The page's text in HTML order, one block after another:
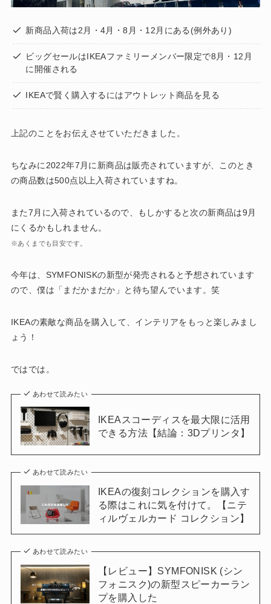
新商品入荷は2月・4月・8月・12月にある(例外あり)
ビッグセールはIKEAファミリーメンバー限定で8月・12月
に開催される
IKEAで賢く購入するにはアウトレット商品を見る
上記のことをお伝えさせていただきました。
ちなみに2022年7月に新商品は販売されていますが、このとき
の商品数は500点以上入荷されていますね。
また7月に入荷されているので、もしかすると次の新商品は9月
にくるかもしれません。
※あくまでも目安です。
今年は、SYMFONISKの新型が発売されると予想されています
ので、僕は「まだかまだか」と待ち望んでいます。笑
IKEAの素敵な商品を購入して、インテリアをもっと楽しみまし
ょう！
ではでは。
あわせて読みたい
IKEAスコーディスを最大限に活用
できる方法【結論：3Dプリンタ】
あわせて読みたい
IKEAの復刻コレクションを購入す
る際はこれに気を付けて。【ニテ
ィルヴェルカード コレクション】
あわせて読みたい
【レビュー】SYMFONISK (シン
フォニスク)の新型スピーカーラン
プを購入した